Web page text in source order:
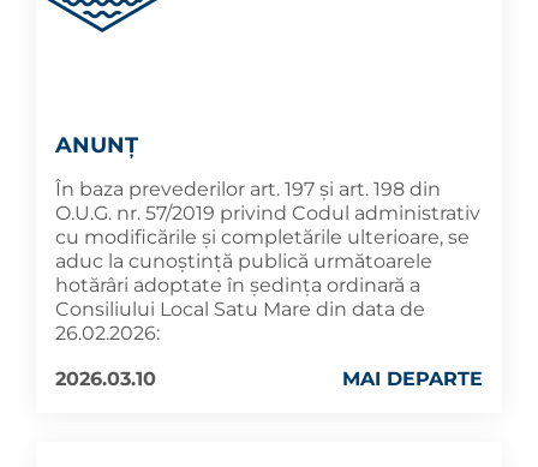
ANUNȚ
În baza prevederilor art. 197 și art. 198 din
O.U.G. nr. 57/2019 privind Codul administrativ
cu modificările și completările ulterioare, se
aduc la cunoştinţă publică următoarele
hotărâri adoptate în şedința ordinară a
Consiliului Local Satu Mare din data de
26.02.2026:
2026.03.10
MAI DEPARTE